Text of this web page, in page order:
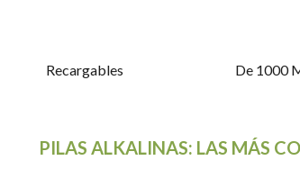
Recargables De 1000
PILAS ALKALINAS: LAS MÁS